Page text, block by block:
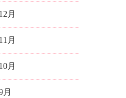
月
月
月
月